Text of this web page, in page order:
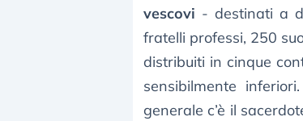
vescovi - destinati a
fratelli professi, 250
distribuiti in cinque
sensibilmente
generale c’è il